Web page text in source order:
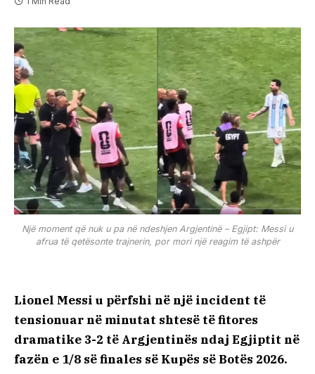
Një moment që nuk u pa në ndeshjen Argjentinë – Egjipt: Messi u
afrua të qetësonte trajnerin, por mori një reagim të ashpër
Lionel Messi u përfshi në një incident të
tensionuar në minutat shtesë të fitores
dramatike 3-2 të Argjentinës ndaj Egjiptit në
fazën e 1/8 së finales së Kupës së Botës 2026.